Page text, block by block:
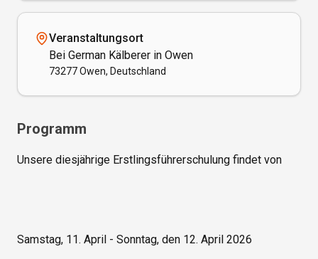
Veranstaltungsort
Bei German Kälberer in Owen
73277 Owen, Deutschland
Programm
Unsere diesjährige Erstlingsführerschulung findet von
Samstag, 11. April - Sonntag, den 12. April 2026